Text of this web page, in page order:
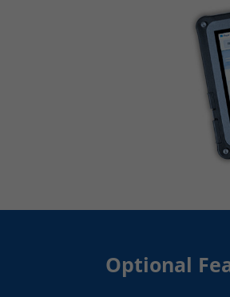
Optional